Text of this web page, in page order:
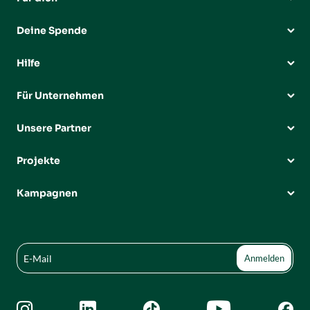
Deine Spende
Hilfe
Für Unternehmen
Unsere Partner
Projekte
Kampagnen